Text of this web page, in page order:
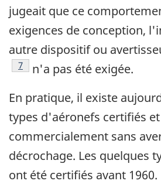
jugeait que ce
exigences de conception,
autre dispositif ou
Note de bas de page
7
n'a pas été exigée.
En pratique, il existe
types d'aéronefs certifiés
commercialement sans
décrochage. Les quelques
ont été certifiés avant 1960.